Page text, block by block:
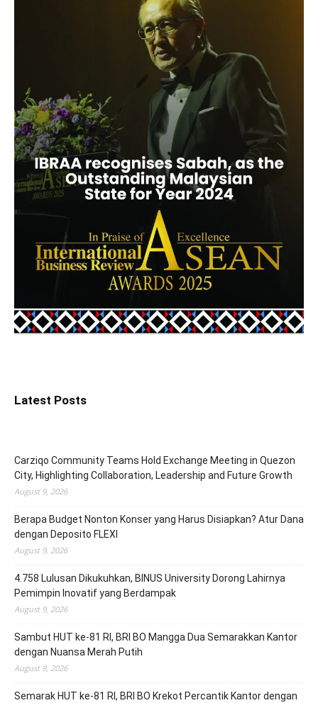
Latest Posts
Carziqo Community Teams Hold Exchange Meeting in Quezon
City, Highlighting Collaboration, Leadership and Future Growth
August 9, 2026
Berapa Budget Nonton Konser yang Harus Disiapkan? Atur Dana
dengan Deposito FLEXI
August 9, 2026
4.758 Lulusan Dikukuhkan, BINUS University Dorong Lahirnya
Pemimpin Inovatif yang Berdampak
August 9, 2026
Sambut HUT ke-81 RI, BRI BO Mangga Dua Semarakkan Kantor
dengan Nuansa Merah Putih
August 9, 2026
Semarak HUT ke-81 RI, BRI BO Krekot Percantik Kantor dengan